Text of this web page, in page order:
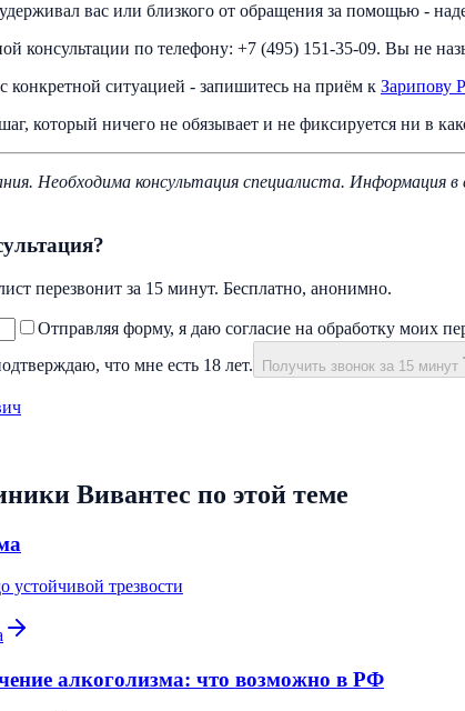
вас или близкого от обращения за помощью -
консультации по телефону: +7 (495) 151-35-09. Вы не
конкретной ситуацией - запишитесь на приём к Зарипову
который ничего не обязывает и не фиксируется ни в
Необходима консультация специалиста. Информация
перезвонит за 15 минут. Бесплатно, анонимно.
Отправляя форму, я даю согласие на обработку моих
что мне есть 18 лет. Получить звонок за 15 минут
Вивантес по этой теме
устойчивой трезвости
алкоголизма: что возможно в РФ